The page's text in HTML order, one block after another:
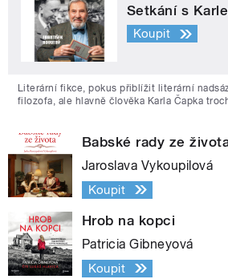
Setkání s
Koupit
Literární fikce, pokus přiblížit literární
filozofa, ale hlavně člověka Karla Čapka
Babské rady ze
Jaroslava Vykoupilová
Koupit
Hrob na kopci
Patricia Gibneyová
Koupit